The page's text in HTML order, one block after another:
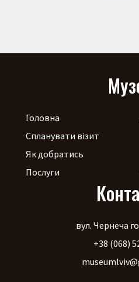
Головна
Спланувати візит
Як добратись
Послуги
вул. Чернеча
+38 (068)